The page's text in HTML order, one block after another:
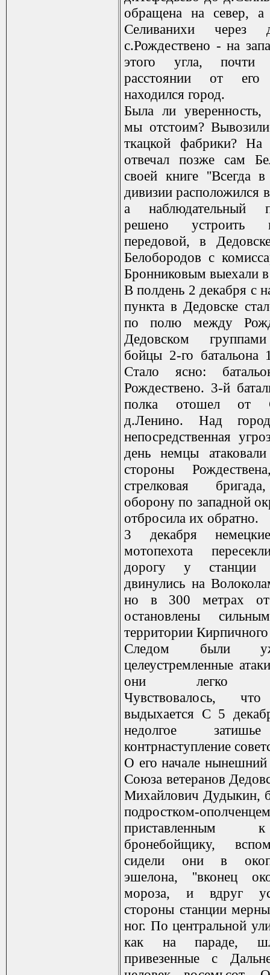
обращена на север,
Селиванихи через
с.Рождествено - на
этого угла,
расстоянии от
находился город.
Была ли уверенность,
мы отстоим?
ткацкой фабрики? На
отвечал позже сам
своей книге ''Всегда
дивизии расположился
а наблюдательный
решено устроить
передовой, в
Белобородов с
Бронниковым выехали
В полдень 2 декабря с
пункта в Дедовске
по полю между
Дедовском
бойцы 2-го батальона
Стало ясно:
Рождествено. 3-й
полка отошел от
д.Ленино. Над
непосредственная
день немцы
стороны
стрелковая
оборону по западной
отбросила их обратно.
3 декабря
мотопехота
дорогу у станции
двинулись на
но в 300 метрах
остановлены
территории
Следом были
целеустремленные
они легко
Чувствовалось,
выдыхается С 5
недолгое
контрнаступление
О его начале нынешний
Союза ветеранов
Михайлович Дудыкин,
подростком-
бронебойщику,
сидели они в
эшелона, ''вконец
мороза, и вдруг
стороны станции
ног. По центральной
как на параде,
привезенные с